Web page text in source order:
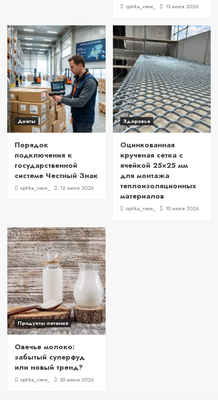
optika_view_ 13 июля 2026
Диеты
Порядок
подключения к
государственной
системе Честный Знак
optika_view_ 12 июля 2026
Здоровье
Оцинкованная
крученая сетка с
ячейкой 25×25 мм
для монтажа
теплоизоляционных
материалов
optika_view_ 10 июля 2026
Продукты питания
Овечье молоко:
забытый суперфуд
или новый тренд?
optika_view_ 30 июня 2026